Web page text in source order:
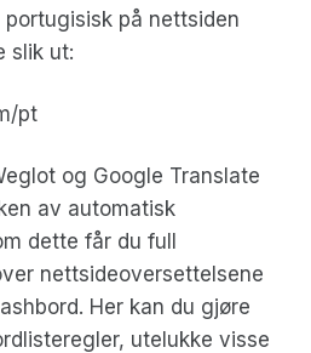
på nettsiden
slik ut:
pt
og Google Translate
av automatisk
dette får du full
nettsideoversettelsene
Her kan du gjøre
utelukke visse